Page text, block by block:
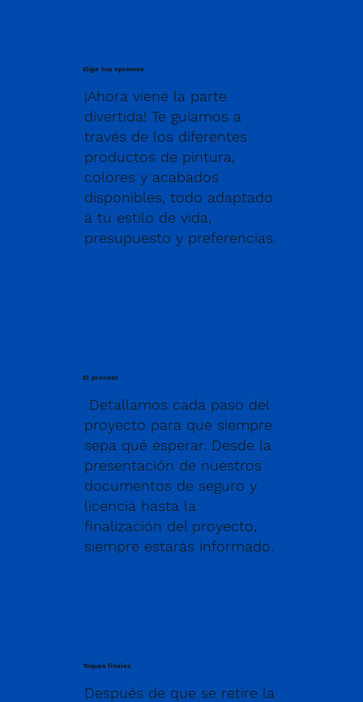
Elige tus opciones
¡Ahora viene la parte
divertida! Te guiamos a
través de los diferentes
productos de pintura,
colores y acabados
disponibles, todo adaptado
a tu estilo de vida,
presupuesto y preferencias.
El proceso
Detallamos cada paso del
proyecto para que siempre
sepa qué esperar. Desde la
presentación de nuestros
documentos de seguro y
licencia hasta la
finalización del proyecto,
siempre estarás informado.
Toques finales
Después de que se retire la